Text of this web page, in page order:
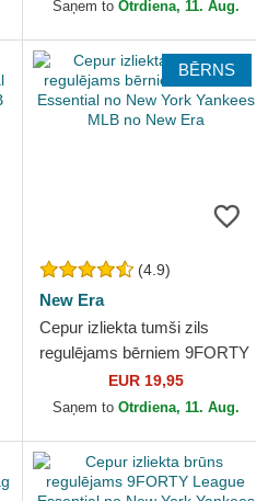
Saņem to Otrdiena, 11. Aug.
BĒRNS
(4.9)
New Era
Cepur izliekta tumši zils
regulējams bērniem 9FORTY
Essential no New York
Yankees MLB no New Era
EUR 19,95
Saņem to Otrdiena, 11. Aug.